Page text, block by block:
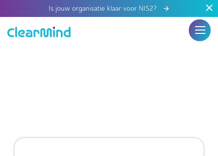
Is jouw organisatie klaar voor NIS2?